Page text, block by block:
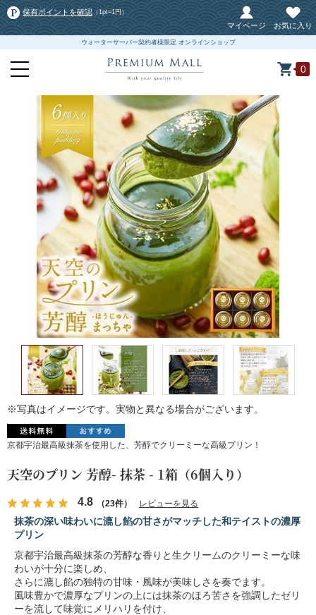
保有ポイントを確認 （1pt=1円）
マイページ お気に入り
ウォーターサーバー契約者様限定 オンラインショップ
0
※写真はイメージです。実物と異なる場合がございます。
京都宇治最高級抹茶を使用した、芳醇でクリーミーな高級プリン！
天空のプリン 芳醇- 抹茶 - 1箱（6個入り）
4.8 （23件） レビューを見る
抹茶の深い味わいに漉し餡の甘さがマッチした和テイストの濃厚
プリン
京都宇治最高級抹茶の芳醇な香りと生クリームのクリーミーな味
わいが十分に楽しめ、
さらに漉し餡の独特の甘味・風味が美味しさを奏でます。
風味豊かで濃厚なプリンの上には抹茶のほろ苦さを強調したゼリ
ーを流して味覚にメリハリを付け、